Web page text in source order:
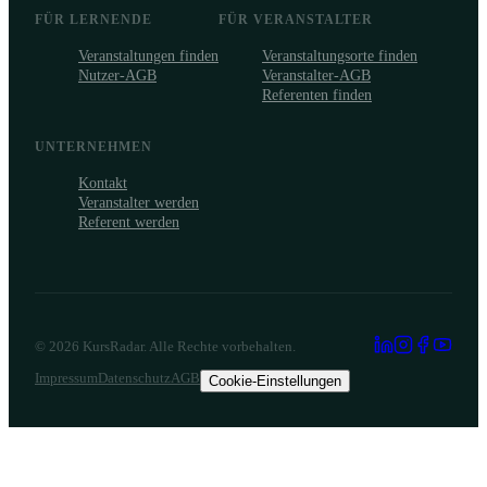
FÜR LERNENDE
Veranstaltungen finden
Nutzer-AGB
FÜR VERANSTALTER
Veranstaltungsorte finden
Veranstalter-AGB
Referenten finden
UNTERNEHMEN
Kontakt
Veranstalter werden
Referent werden
© 2026 KursRadar. Alle Rechte vorbehalten.
ImpressumDatenschutzAGB Cookie-Einstellungen